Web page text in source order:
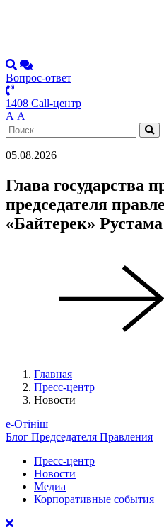
Вопрос-ответ
1408 Call-центр
А А
05.08.2026
Глава государства
председателя
«Байтерек»
Главная
Пресс-центр
Новости
е-Өтініш
Блог Председателя Правления
Пресс-центр
Новости
Медиа
Корпоративные события